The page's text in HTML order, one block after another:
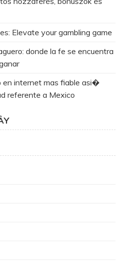
Elevate your gambling game
donde la fe se encuentra
en internet mas fiable asi�
referente a Mexico